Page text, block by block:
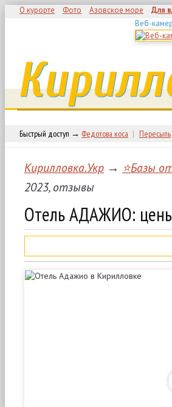
О курорте Фото Азовское море Для
Веб-
Быстрый доступ → Федотова коса | Пересыпь
Кирилловка.Укр → ⭐Базы
2023, отзывы
Отель АДАЖИО: